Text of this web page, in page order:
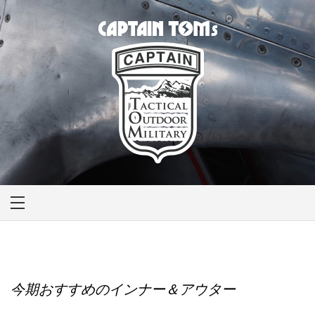
Skip
to
content
CAPTAIN TOM'S
キャプテントム
今期おすすめのインナー＆アウター